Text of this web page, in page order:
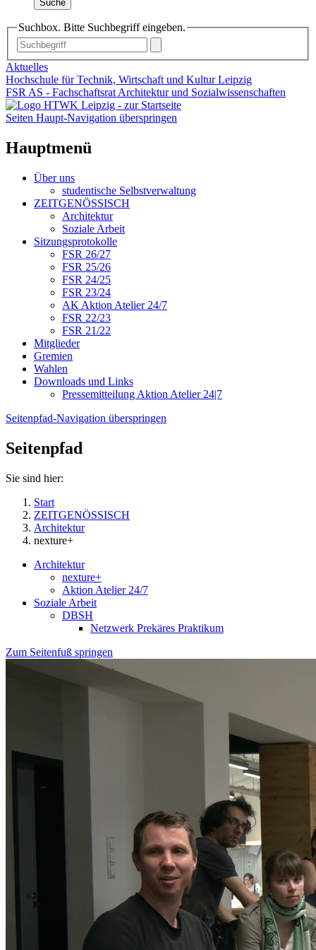
Suche
Suchbox. Bitte Suchbegriff eingeben.
Aktuelles
Hochschule für Technik, Wirtschaft und Kultur Leipzig
FSR AS - Fachschaftsrat Architektur und Sozialwissenschaften
Seiten Haupt-Navigation überspringen
Hauptmenü
Über uns
studentische Selbstverwaltung
ZEITGENÖSSISCH
Architektur
Soziale Arbeit
Sitzungsprotokolle
FSR 26/27
FSR 25/26
FSR 24/25
FSR 23/24
AK Aktion Atelier 24/7
FSR 22/23
FSR 21/22
Mitglieder
Gremien
Wahlen
Downloads und Links
Pressemitteilung Aktion Atelier 24|7
Seitenpfad-Navigation überspringen
Seitenpfad
Sie sind hier:
Start
ZEITGENÖSSISCH
Architektur
nexture+
Architektur
nexture+
Aktion Atelier 24/7
Soziale Arbeit
DBSH
Netzwerk Prekäres Praktikum
Zum Seitenfuß springen